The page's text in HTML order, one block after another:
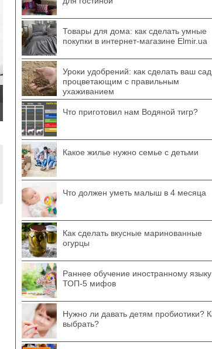
Товары для дома: как сделать умные
покупки в интернет-магазине Elmir.ua
Уроки удобрений: как сделать ваш сад
процветающим с правильным
ухаживанием
Что приготовил нам Водяной тигр?
Какое жилье нужно семье с детьми
Что должен уметь малыш в 4 месяца
Как сделать вкусные маринованные
огурцы
Раннее обучение иностранному
ТОП-5 мифов
Нужно ли давать детям пробиотики?
выбрать?